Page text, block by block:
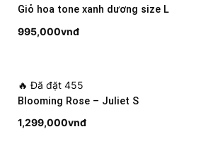
Giỏ hoa tone xanh dương size L
995,000vnđ
🔥 Đã đặt 455
Blooming Rose – Juliet S
1,299,000vnđ